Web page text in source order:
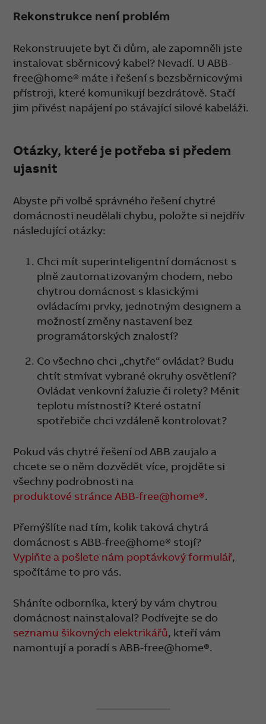
Rekonstrukce není problém
Rekonstruujete byt či dům, ale zapomněli jste
instalovat sběrnicový kabel? Nevadí. U ABB-
free@home® máte i řešení s bezsběrnicovými
přístroji, které komunikují bezdrátově. Stačí
jim přivést napájení po stávající silové kabeláži.
Otázky, které je potřeba si předem
ujasnit
Abyste při volbě správného řešení chytré
domácnosti neudělali chybu, položte si nejdřív
následující otázky:
Chci mít superinteligentní domácnost s
plně zautomatizovaným chodem, nebo
chytrou domácnost s klasickými
ovládacími prvky, jednotným designem a
možností změny nastavení bez
programátorských znalostí?
Co všechno chci „chytře“ ovládat? Budu
chtít stmívat vybrané okruhy osvětlení?
Ovládat venkovní žaluzie či rolety? Měnit
teplotu místností? Které ostatní
spotřebiče chci vzdáleně kontrolovat?
Pokud vás chytré řešení od ABB zaujalo a
chcete se o něm dozvědět více, projděte si
všechny podrobnosti na
produktové stránce ABB-free@home®.
Přemýšlíte nad tím, kolik taková chytrá
domácnost s ABB-free@home® stojí?
Vyplňte a pošlete nám poptávkový formulář,
spočítáme to pro vás.
Sháníte odborníka, který by vám chytrou
domácnost nainstaloval? Podívejte se do
seznamu šikovných elektrikářů, kteří vám
namontují a poradí s ABB-free@home®.